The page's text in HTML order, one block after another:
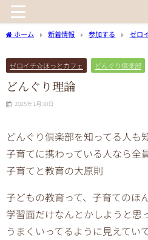
ホーム 新着情報 参加する ゼロ
ゼロイチ☆ほっとカフェ どんぐり倶楽部
どんぐり理論
2025年1月30日
どんぐり倶楽部を知ってる人も
子育てに携わっている人なら全
子育てと教育の大原則
子どもの教育って、子育てのほ
学習面だけなんとかしようと思
うまくいってるように見えてい